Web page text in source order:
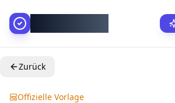
Zurück
Offizielle Vorlage